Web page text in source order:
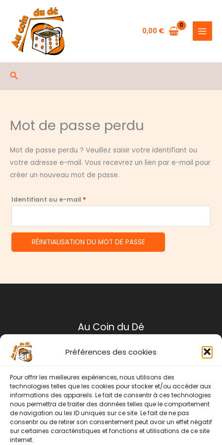
Préférences des cookies
Pour offrir les meilleures expériences, nous utilisons des
technologies telles que les cookies pour stocker et/ou accéder aux
informations des appareils. Le fait de consentir à ces technologies
nous permettra de traiter des données telles que le comportement
de navigation ou les ID uniques sur ce site. Le fait de ne pas
consentir ou de retirer son consentement peut avoir un effet négatif
sur certaines caractéristiques et fonctions et utilisations de ce site
internet.
contenu
0,00 €
Rechercher
Mot de passe perdu
Mot de passe perdu ? Veuillez saisir votre identifiant ou
votre adresse e-mail. Vous recevrez un lien par e-mail pour
créer un nouveau mot de passe.
Identifiant ou e-mail *Obligatoire
RÉINITIALISATION DU MOT DE PASSE
Au Coin du Dé
Conditions générales de ventes
Politique de retour
Contact
Instagram Facebook